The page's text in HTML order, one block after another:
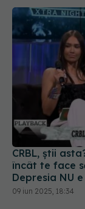
CRBL, știi
încât te face
Depresia NU
09 iun 2025, 18:34